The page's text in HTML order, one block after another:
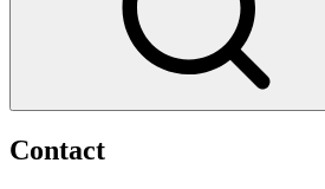
Contact